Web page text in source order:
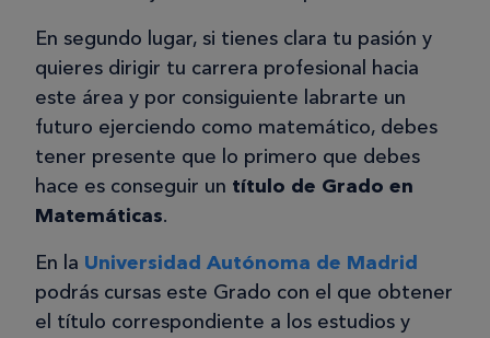
En segundo lugar, si tienes clara tu pasión y
quieres dirigir tu carrera profesional hacia
este área y por consiguiente labrarte un
futuro ejerciendo como matemático, debes
tener presente que lo primero que debes
hace es conseguir un título de Grado en
Matemáticas.
En la Universidad Autónoma de Madrid
podrás cursas este Grado con el que obtener
el título correspondiente a los estudios y